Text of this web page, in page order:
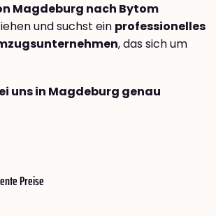
Magdeburg nach Bytom
und suchst ein professionelles
, das sich um
uns in Magdeburg genau
Preise